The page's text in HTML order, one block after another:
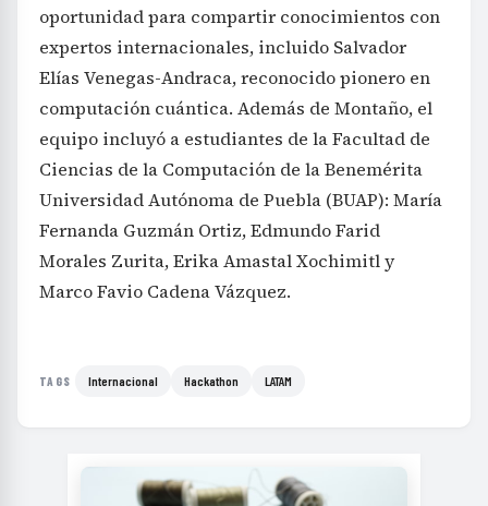
oportunidad para compartir conocimientos con
expertos internacionales, incluido Salvador
Elías Venegas-Andraca, reconocido pionero en
computación cuántica. Además de Montaño, el
equipo incluyó a estudiantes de la Facultad de
Ciencias de la Computación de la Benemérita
Universidad Autónoma de Puebla (BUAP): María
Fernanda Guzmán Ortiz, Edmundo Farid
Morales Zurita, Erika Amastal Xochimitl y
Marco Favio Cadena Vázquez.
TAGS Internacional Hackathon LATAM